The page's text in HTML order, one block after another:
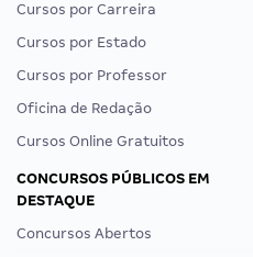
Cursos por Carreira
Cursos por Estado
Cursos por Professor
Oficina de Redação
Cursos Online Gratuitos
CONCURSOS PÚBLICOS EM
DESTAQUE
Concursos Abertos